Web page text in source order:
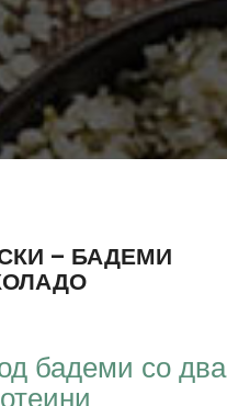
– БАДЕМИ
бадеми со два